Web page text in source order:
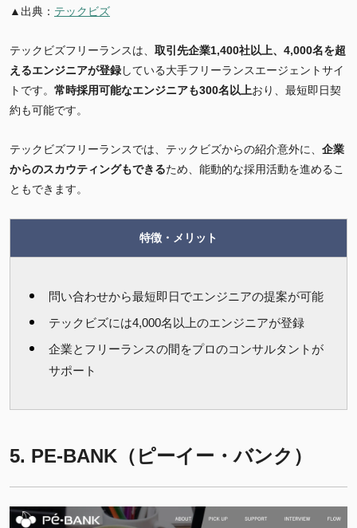
▲出典： テックビズ
テックビズフリーランスは、 取引先企業1,400社以上、4,000名を超
えるエンジニアが登録している大手フリーランスエージェントサイ
トです。 常時採用可能なエンジニアも300名以上おり、最短即日契
約も可能です。
テックビズフリーランスでは、テックビズからの紹介意外に、 企業
からのスカウティングもできるため、能動的な採用活動を進めるこ
ともできます。
特徴・メリット
問い合わせから最短即日でエンジニアの提案が可能
テックビズには4,000名以上のエンジニアが登録
企業とフリーランスの間をプロのコンサルタントが
サポート
5. PE-BANK（ピーイー・バンク）